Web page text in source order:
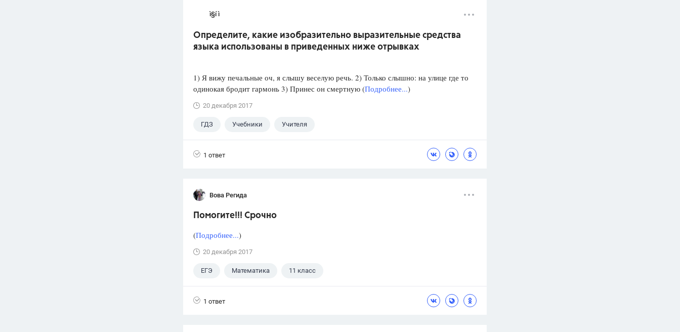
ì§í ì 
Определите, какие изобразительно выразительные средства
языка использованы в приведенных ниже отрывках
1) Я вижу печальные оч, я слышу веселую речь. 2) Только слышно: на улице где то
одинокая бродит гармонь 3) Принес он смертную (Подробнее...)
20 декабря 2017
ГДЗ Учебники Учителя
1 ответ
Вова Регида
Помогите!!! Срочно
(Подробнее...)
20 декабря 2017
ЕГЭ Математика 11 класс
1 ответ